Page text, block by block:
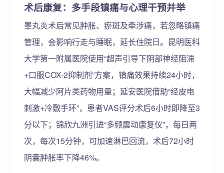
术后康复：多手段镇痛与心理干预并举
睾丸炎术后常见肿胀、瘀斑及牵涉痛，若忽略镇痛
管理，会影响行走与睡眠，延长住院日。昆明医科
大学第一附属医院使用“超声引导下阴部神经阻滞
+口服COX-2抑制剂”方案，镇痛效果持续24小时，
大幅减少阿片类药物用量；延安医院借助“经皮电
刺激+冷敷手环”，患者VAS评分术后6小时即降至3
分以下；锦欣九洲引进“多频震动康复仪”，每日两
次，每次15分钟，可加速淋巴回流，术后72小时
阴囊肿胀率下降46%。